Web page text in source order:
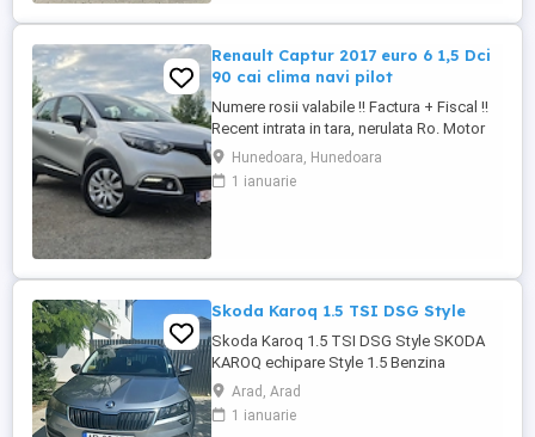
Banca Transilvania, Mogo, ...
Renault Captur 2017 euro 6 1,5 Dci
90 cai clima navi pilot
Numere rosii valabile !! Factura + Fiscal !!
Recent intrata in tara, nerulata Ro. Motor
de 1,5 diesel, 90 cai, euro 6. Cutie
manuala. Consum 4,5 %. Km Reali. Carte
service ! Fara elemente revopsite.
Hunedoara, Hunedoara
1 ianuarie
Skoda Karoq 1.5 TSI DSG Style
Skoda Karoq 1.5 TSI DSG Style SKODA
KAROQ echipare Style 1.5 Benzina
Automatic Acest SUV din 2020
impresionează prin designul său modern
și confortul oferit. Vehiculul este bine
Arad, Arad
1 ianuarie